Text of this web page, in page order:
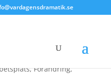
,Förändring,